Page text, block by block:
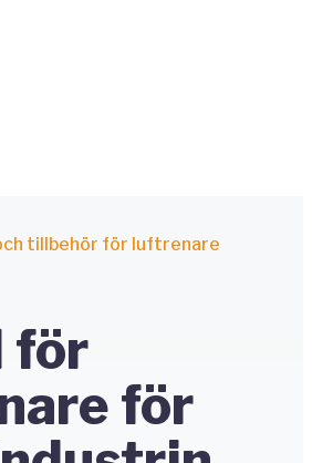
tillbehör för luftrenare
för
för